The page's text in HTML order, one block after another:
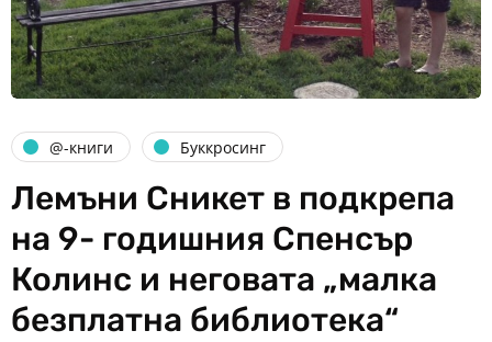
@-книги Буккросинг
Лемъни Сникет в подкрепа
на 9- годишния Спенсър
Колинс и неговата „малка
безплатна библиотека“